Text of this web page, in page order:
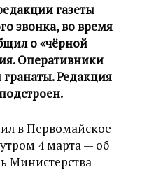
газеты
звонка, во время
о «чёрной
Оперативники
Редакция
в Первомайское
4 марта — об
Министерства